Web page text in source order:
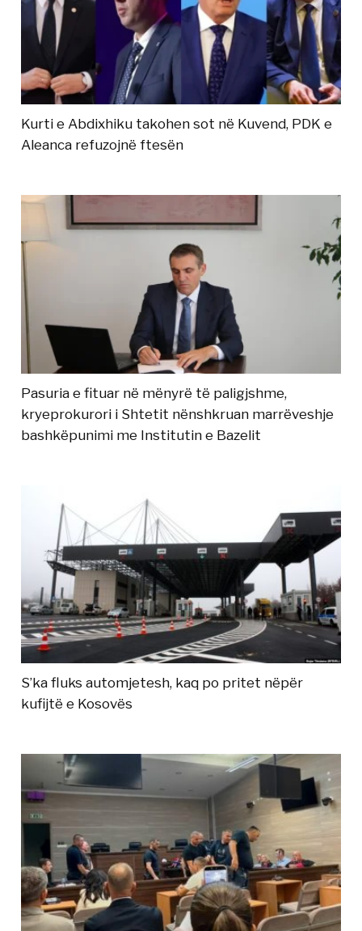
Kurti e Abdixhiku takohen sot në Kuvend, PDK e
Aleanca refuzojnë ftesën
Pasuria e fituar në mënyrë të paligjshme,
kryeprokurori i Shtetit nënshkruan marrëveshje
bashkëpunimi me Institutin e Bazelit
S’ka fluks automjetesh, kaq po pritet nëpër
kufijtë e Kosovës